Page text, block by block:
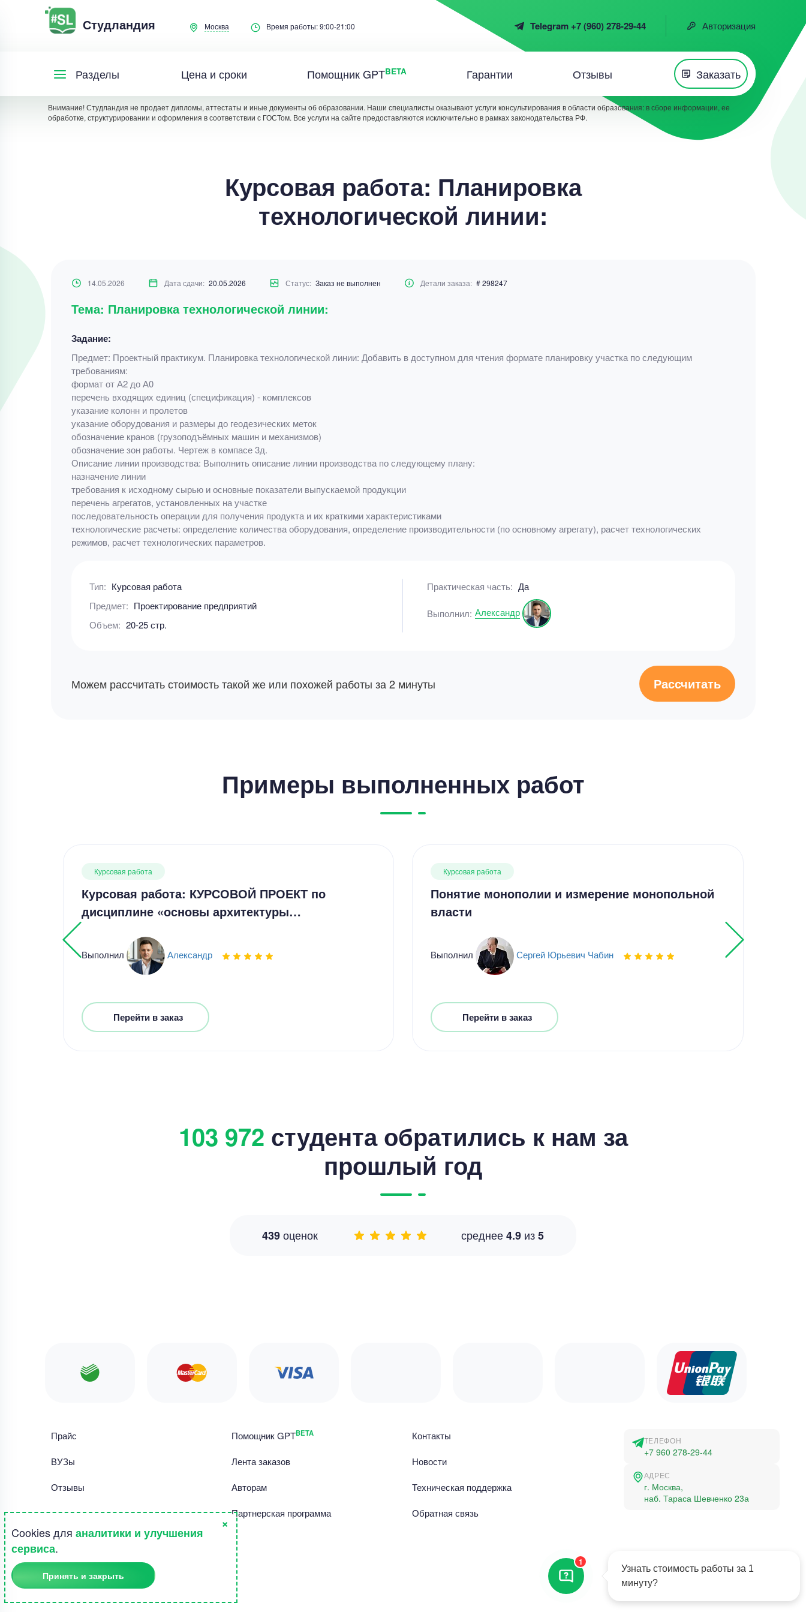
Студландия Москва Время работы: 9:00-21:00 Telegram +7 (960) 278-29-44 Авторизация
Разделы Цена и сроки Помощник GPTBETA Гарантии Отзывы Заказать
Внимание! Студландия не продает дипломы, аттестаты и иные документы об образовании. Наши специалисты оказывают услуги консультирования в области образования: в сборе информации, ее
обработке, структурировании и оформления в соответствии с ГОСТом. Все услуги на сайте предоставляются исключительно в рамках законодательства РФ.
Курсовая работа: Планировка
технологической линии:
14.05.2026 Дата сдачи: 20.05.2026 Статус: Заказ не выполнен Детали заказа: # 298247
Тема: Планировка технологической линии:
Задание:
Предмет: Проектный практикум. Планировка технологической линии: Добавить в доступном для чтения формате планировку участка по следующим
требованиям:
формат от А2 до А0
перечень входящих единиц (спецификация) - комплексов
указание колонн и пролетов
указание оборудования и размеры до геодезических меток
обозначение кранов (грузоподъёмных машин и механизмов)
обозначение зон работы. Чертеж в компасе 3д.
Описание линии производства: Выполнить описание линии производства по следующему плану:
назначение линии
требования к исходному сырью и основные показатели выпускаемой продукции
перечень агрегатов, установленных на участке
последовательность операции для получения продукта и их краткими характеристиками
технологические расчеты: определение количества оборудования, определение производительности (по основному агрегату), расчет технологических
режимов, расчет технологических параметров.
Тип: Курсовая работа
Предмет: Проектирование предприятий
Объем: 20-25 стр.
Практическая часть: Да
Выполнил: Александр
Можем рассчитать стоимость такой же или похожей работы за 2 минуты Рассчитать
Примеры выполненных работ
Курсовая работа
Курсовая работа: КУРСОВОЙ ПРОЕКТ по
дисциплине «основы архитектуры…
Выполнил Александр
Перейти в заказ
Курсовая работа
Понятие монополии и измерение монопольной
власти
Выполнил Сергей Юрьевич Чабин
Перейти в заказ
103 972 студента обратились к нам за
прошлый год
439оценок среднее4.9 из5
1
Узнать стоимость работы за 1
минуту?
Прайс
ВУЗы
Отзывы
Библиотека работ
Правила использования сайта
Полезное
Помощник GPTBETA
Лента заказов
Авторам
Партнерская программа
Контакты
Новости
Техническая поддержка
Обратная связь
ТЕЛЕФОН
+7 960 278-29-44
АДРЕС
г. Москва,
наб. Тараса Шевченко 23а
Все права защищены
Cookies для аналитики и улучшения
сервиса.
×
Принять и закрыть